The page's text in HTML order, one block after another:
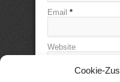
Cookie-
Email *
Website